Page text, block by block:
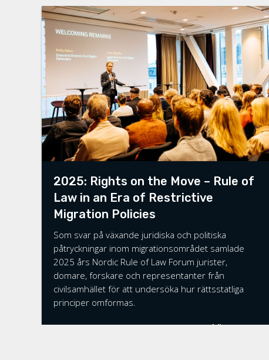
2025: Rights on the Move – Rule of
Law in an Era of Restrictive
Migration Policies
Som svar på växande juridiska och politiska
påtryckningar inom migrationsområdet samlade
2025 års Nordic Rule of Law Forum jurister,
domare, forskare och representanter från
civilsamhället för att undersöka hur rättsstatliga
principer omformas.
Läs mer